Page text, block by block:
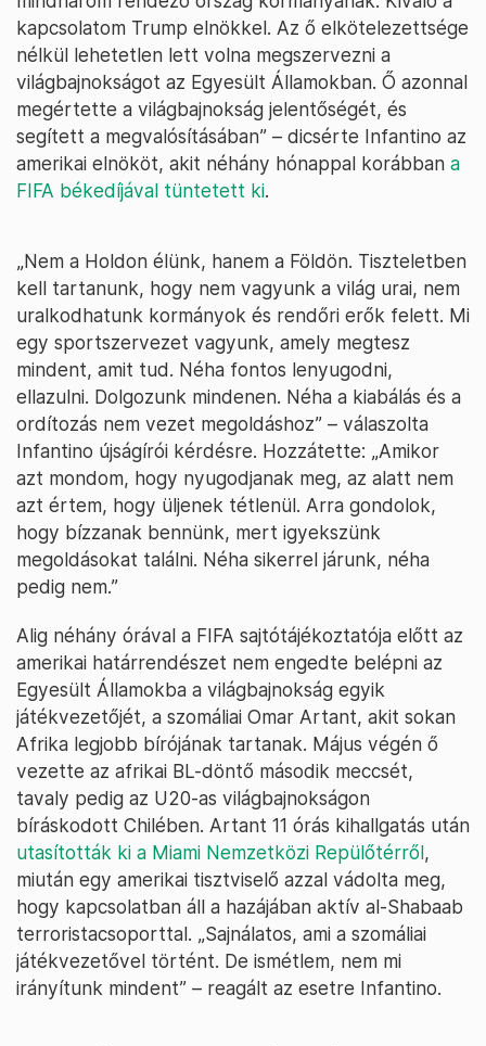
kapcsolatom Trump elnökkel. Az ő elkötelezettsége
nélkül lehetetlen lett volna megszervezni a
világbajnokságot az Egyesült Államokban. Ő azonnal
megértette a világbajnokság jelentőségét, és
segített a megvalósításában” – dicsérte Infantino az
amerikai elnököt, akit néhány hónappal korábban a
FIFA békedíjával tüntetett ki.
„Nem a Holdon élünk, hanem a Földön. Tiszteletben
kell tartanunk, hogy nem vagyunk a világ urai, nem
uralkodhatunk kormányok és rendőri erők felett. Mi
egy sportszervezet vagyunk, amely megtesz
mindent, amit tud. Néha fontos lenyugodni,
ellazulni. Dolgozunk mindenen. Néha a kiabálás és a
ordítozás nem vezet megoldáshoz” – válaszolta
Infantino újságírói kérdésre. Hozzátette: „Amikor
azt mondom, hogy nyugodjanak meg, az alatt nem
azt értem, hogy üljenek tétlenül. Arra gondolok,
hogy bízzanak bennünk, mert igyekszünk
megoldásokat találni. Néha sikerrel járunk, néha
pedig nem.”
Alig néhány órával a FIFA sajtótájékoztatója előtt az
amerikai határrendészet nem engedte belépni az
Egyesült Államokba a világbajnokság egyik
játékvezetőjét, a szomáliai Omar Artant, akit sokan
Afrika legjobb bírójának tartanak. Május végén ő
vezette az afrikai BL-döntő második meccsét,
tavaly pedig az U20-as világbajnokságon
bíráskodott Chilében. Artant 11 órás kihallgatás után
utasították ki a Miami Nemzetközi Repülőtérről,
miután egy amerikai tisztviselő azzal vádolta meg,
hogy kapcsolatban áll a hazájában aktív al-Shabaab
terroristacsoporttal. „Sajnálatos, ami a szomáliai
játékvezetővel történt. De ismétlem, nem mi
irányítunk mindent” – reagált az esetre Infantino.